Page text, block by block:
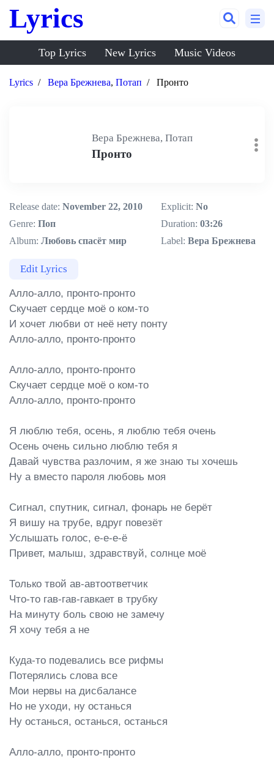
Lyrics
Top Lyrics New Lyrics Music Videos
Lyrics Вера Брежнева, Потап Пронто
Вера Брежнева, Потап
Пронто
Release date: November 22, 2010
Genre: Поп
Album: Любовь спасёт мир
Explicit: No
Duration: 03:26
Label: Вера Брежнева
Edit Lyrics
Алло-алло, пронто-пронто
Скучает сердце моё о ком-то
И хочет любви от неё нету понту
Алло-алло, пронто-пронто
Алло-алло, пронто-пронто
Скучает сердце моё о ком-то
Алло-алло, пронто-пронто
Я люблю тебя, осень, я люблю тебя очень
Осень очень сильно люблю тебя я
Давай чувства разлочим, я же знаю ты хочешь
Ну а вместо пароля любовь моя
Сигнал, спутник, сигнал, фонарь не берёт
Я вишу на трубе, вдруг повезёт
Услышать голос, е-е-е-ё
Привет, малыш, здравствуй, солнце моё
Только твой ав-автоответчик
Что-то гав-гав-гавкает в трубку
На минуту боль свою не замечу
Я хочу тебя а не
Куда-то подевались все рифмы
Потерялись слова все
Мои нервы на дисбалансе
Но не уходи, ну останься
Ну останься, останься, останься
Алло-алло, пронто-пронто